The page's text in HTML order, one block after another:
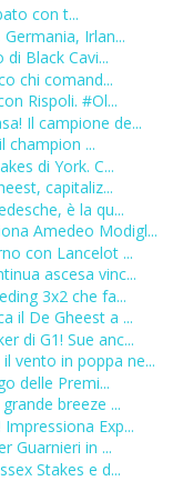
con t...
Irlan...
Black Cavi...
chi comand...
Rispoli. #Ol...
Il campione de...
champion ...
di York. C...
capitaliz...
è la qu...
Amedeo Modigl...
con Lancelot ...
ascesa vinc...
3x2 che fa...
il De Gheest a ...
di G1! Sue anc...
vento in poppa ne...
delle Premi...
breeze ...
Exp...
Guarnieri in ...
Stakes e d...